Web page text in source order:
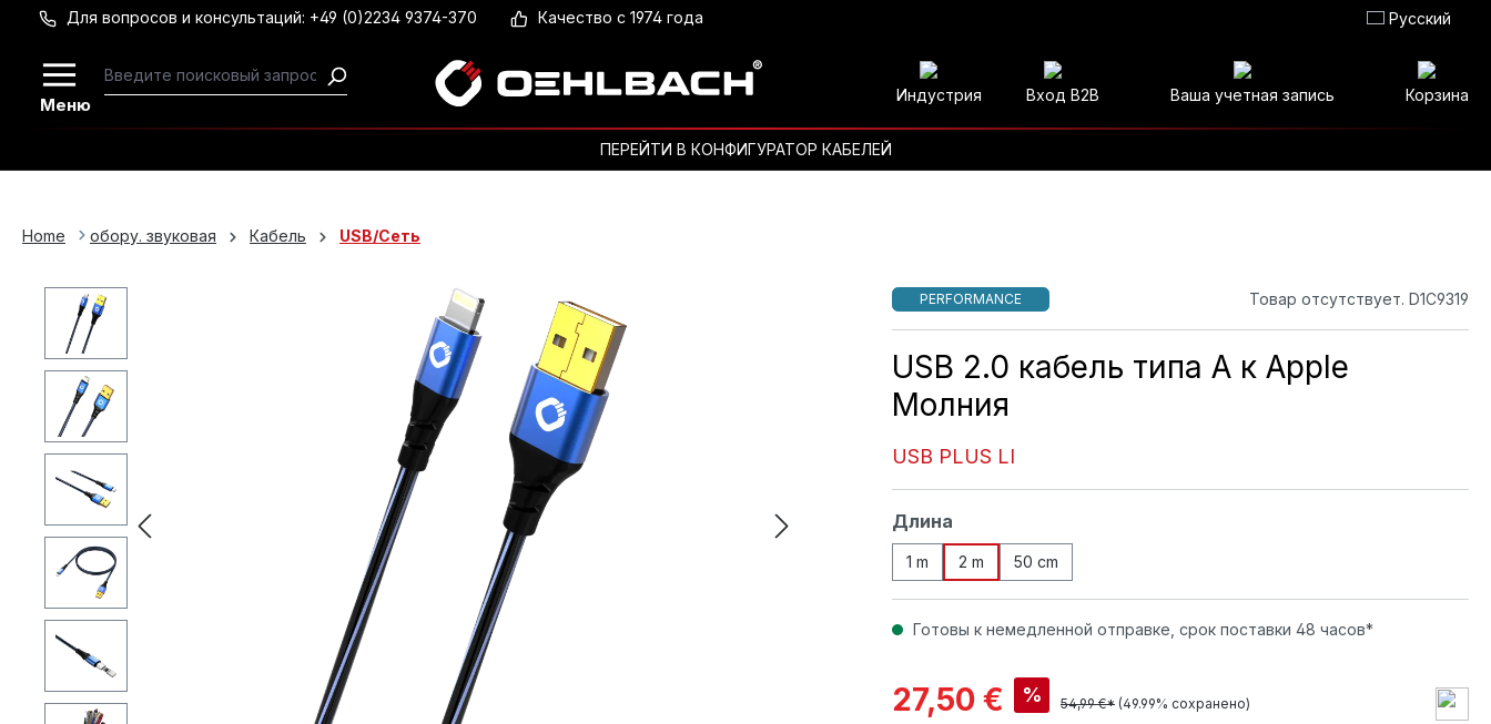
Перейти к основному содержанию
Для вопросов и консультаций: +49 (0)2234 9374-370 Качество с 1974 года Русский
Меню Индустрия Вход B2B Ваша учетная запись Корзина
ПЕРЕЙТИ В КОНФИГУРАТОР КАБЕЛЕЙ
Home обору. звуковая Кабель USB/Сеть
PERFORMANCE Товар отсутствует. D1C9319
USB 2.0 кабель типа А к Apple
Молния
USB PLUS LI
Выберите
Длина
1 m 2 m 50 cm
Готовы к немедленной отправке, срок поставки 48 часов*
27,50 € % 54,99 €* (49.99% сохранено)